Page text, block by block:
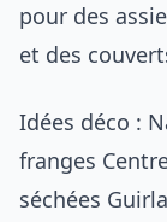
pour des
et des
Idées déco :
franges
séchées